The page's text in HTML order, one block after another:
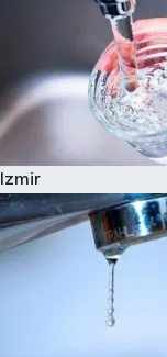
Izmir